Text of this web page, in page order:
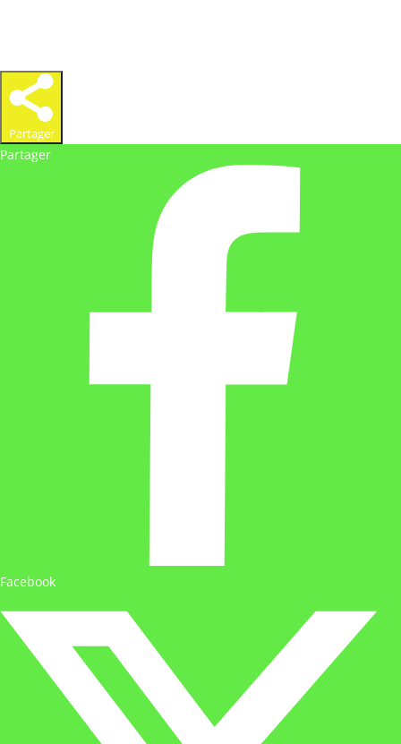
Partager
Partager
Facebook